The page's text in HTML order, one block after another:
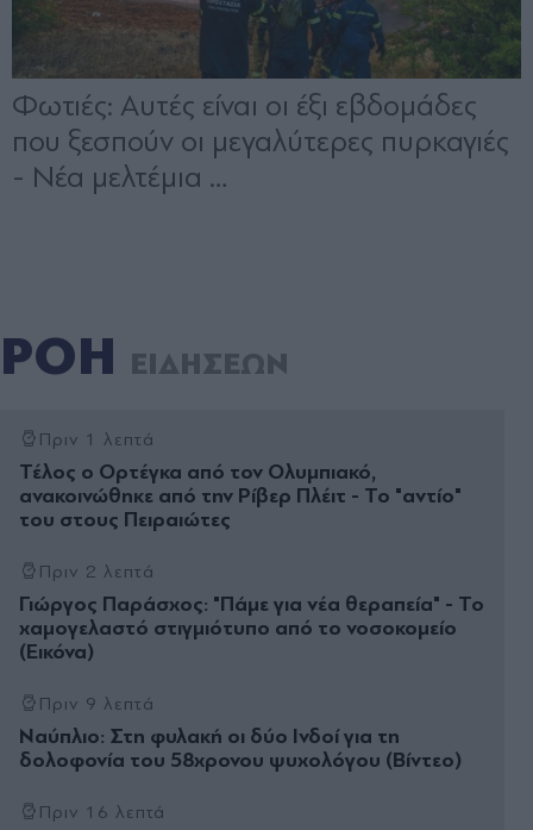
ΡΟΗ ΕΙΔΗΣΕΩΝ
Πριν 1 λεπτά
Τέλος ο Ορτέγκα από τον Ολυμπιακό,
ανακοινώθηκε από την Ρίβερ Πλέιτ - Το "αντίο"
του στους Πειραιώτες
Πριν 2 λεπτά
Γιώργος Παράσχος: "Πάμε για νέα θεραπεία" - Το
χαμογελαστό στιγμιότυπο από το νοσοκομείο
(Εικόνα)
Πριν 9 λεπτά
Ναύπλιο: Στη φυλακή οι δύο Ινδοί για τη
δολοφονία του 58χρονου ψυχολόγου (Βίντεο)
Πριν 16 λεπτά